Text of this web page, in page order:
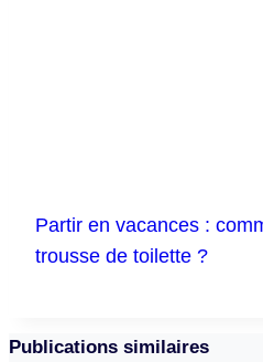
Partir en vacances :
trousse de toilette ?
Publications similaires